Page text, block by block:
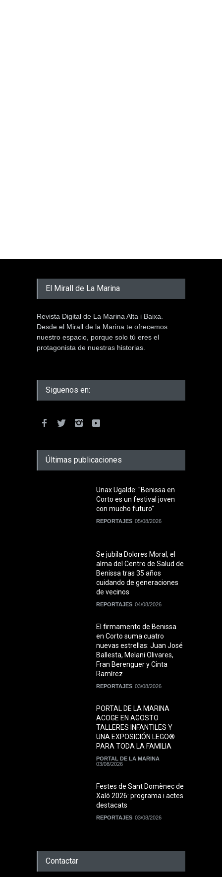
El Mirall de La Marina
Revista Digital de La Marina Alta i Baixa.
Desde el Mirall de la Marina te ofrecemos
nuestro espacio, porque solo tú eres el
protagonista de nuestras historias.
Siguenos en:
Últimas publicaciones
Unax Ugalde: "Benissa en
Corto es un festival joven
con mucho futuro"
REPORTAJES 05/08/2026
Se jubila Dolores Moral, el
alma del Centro de Salud de
Benissa tras 35 años
cuidando de generaciones
de vecinos
REPORTAJES 04/08/2026
El firmamento de Benissa
en Corto suma cuatro
nuevas estrellas: Juan José
Ballesta, Melani Olivares,
Fran Berenguer y Cinta
Ramírez
REPORTAJES 03/08/2026
PORTAL DE LA MARINA
ACOGE EN AGOSTO
TALLERES INFANTILES Y
UNA EXPOSICIÓN LEGO®
PARA TODA LA FAMILIA
PORTAL DE LA MARINA
03/08/2026
Festes de Sant Domènec de
Xaló 2026: programa i actes
destacats
REPORTAJES 03/08/2026
Contactar